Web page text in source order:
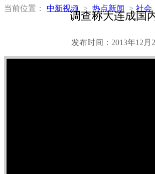
当前位置： 中新视频 > 热点新闻 > 社会
调查称大连成国
发布时间：2013年12月